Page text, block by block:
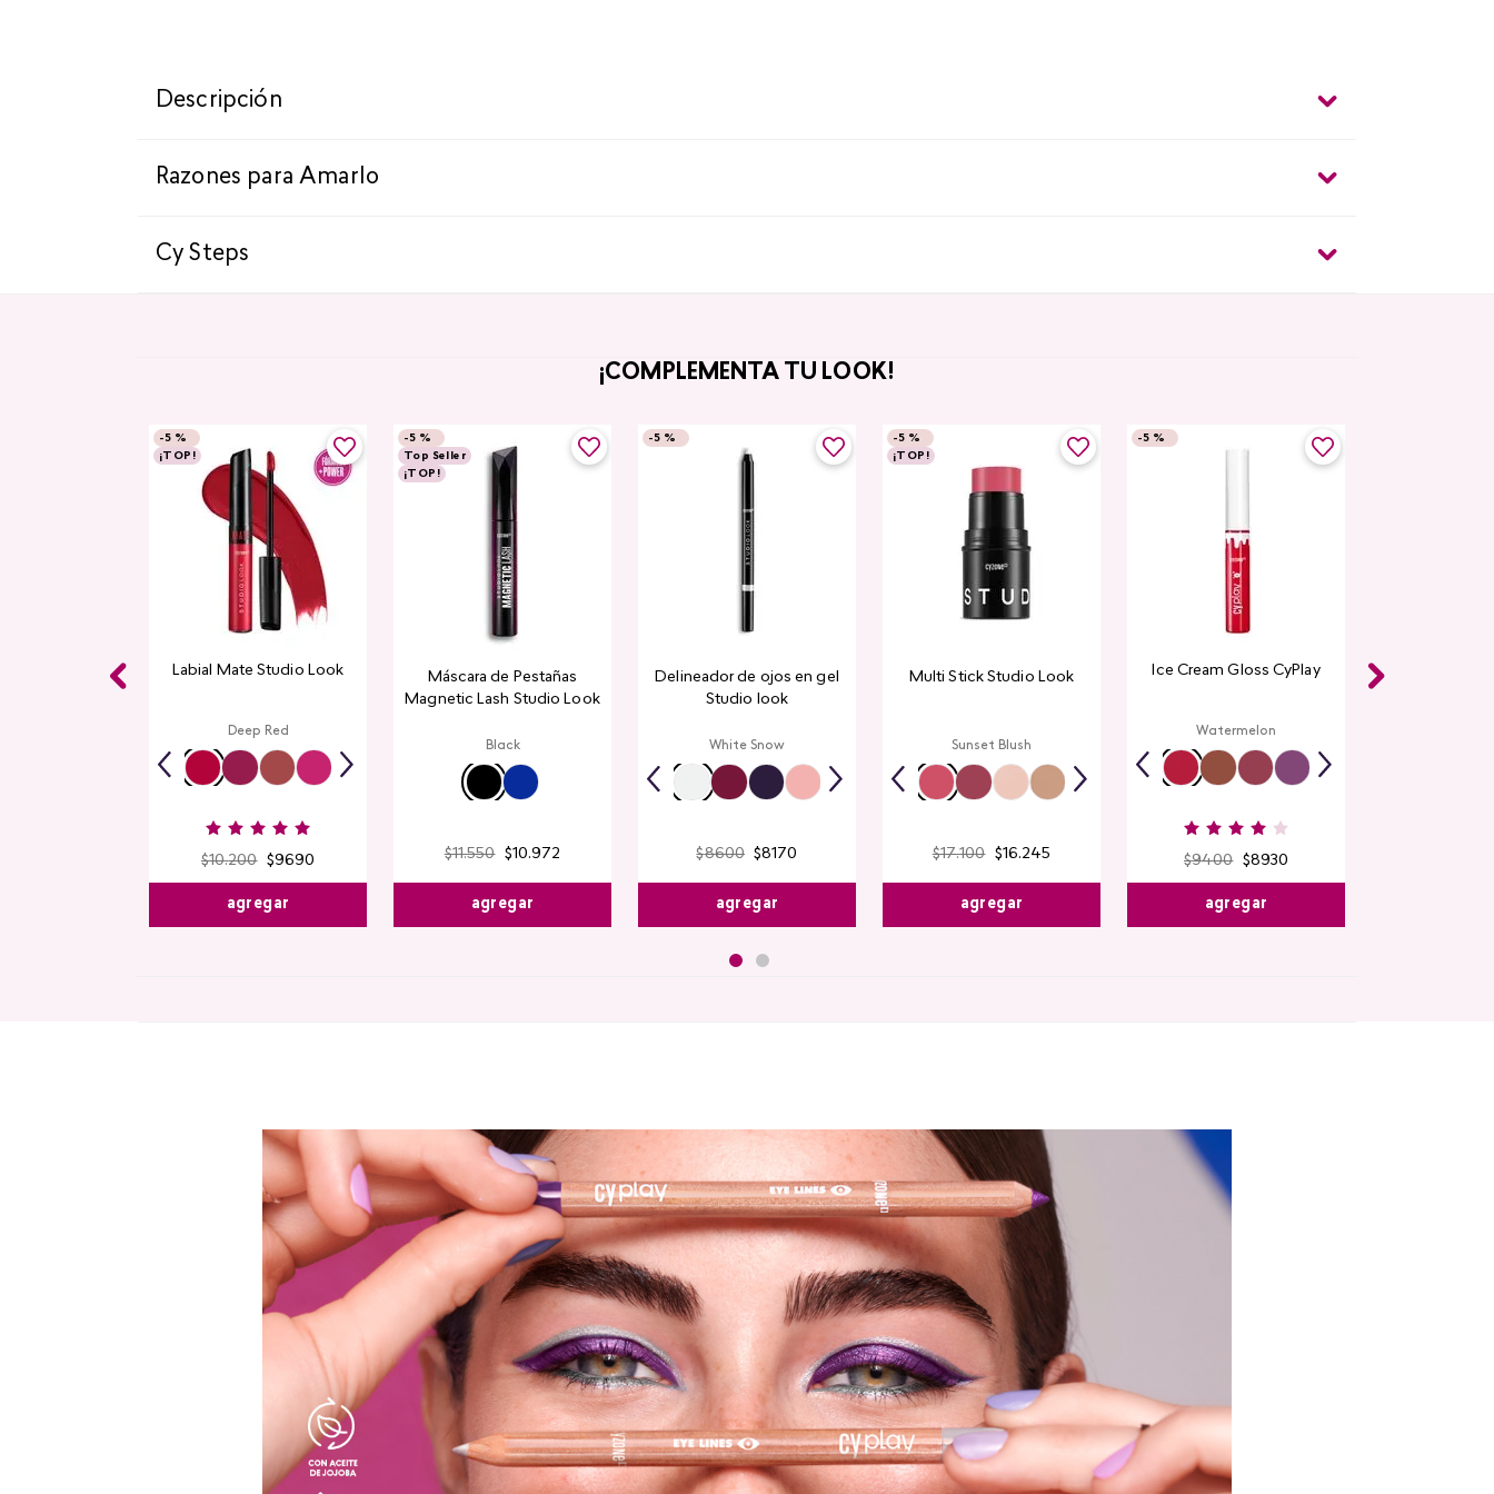
Descripción
Razones para Amarlo
Cy Steps
¡COMPLEMENTA TU LOOK!
-5 %
¡TOP!
Labial Mate Studio Look
Deep Red
$10.200 $9690
agregar
-5 %
Top Seller
¡TOP!
Máscara de Pestañas
Magnetic Lash Studio Look
Black
$11.550 $10.972
agregar
-5 %
Delineador de ojos en gel
Studio look
White Snow
$8600 $8170
agregar
-5 %
¡TOP!
Multi Stick Studio Look
Sunset Blush
$17.100 $16.245
agregar
-5 %
Ice Cream Gloss CyPlay
Watermelon
$9400 $8930
agregar